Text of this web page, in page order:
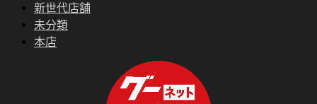
新世代店舗
未分類
本店